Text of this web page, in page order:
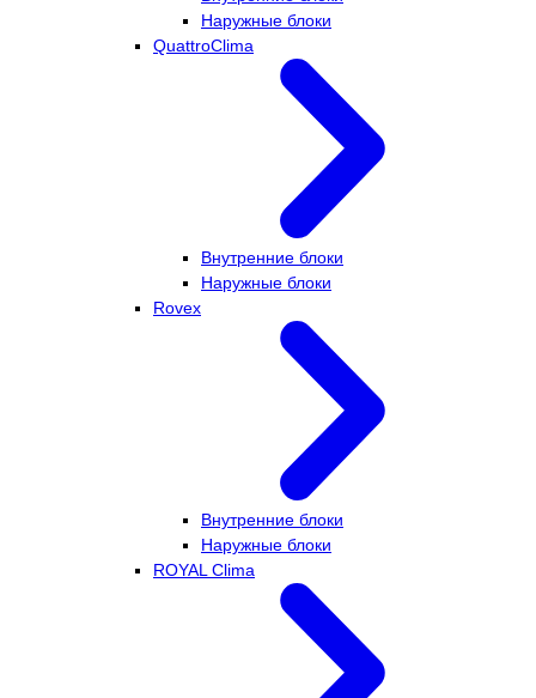
Наружные блоки
QuattroClima
Внутренние блоки
Наружные блоки
Rovex
Внутренние блоки
Наружные блоки
ROYAL Clima